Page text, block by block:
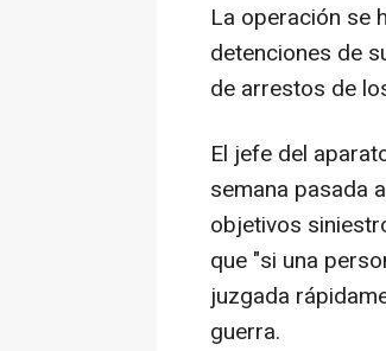
La operación se
detenciones de
de arrestos de
El jefe del
semana pasada
objetivos
que "si una
juzgada
guerra.